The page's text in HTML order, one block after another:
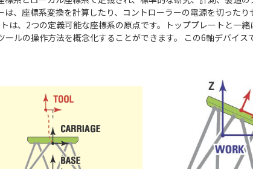
、座標系変換を計算したり、コントローラーの電源を切った
は、2つの定義可能な座標系の原点です。トッププレートと一
ールの操作方法を概念化することができます。 この6軸デバイ